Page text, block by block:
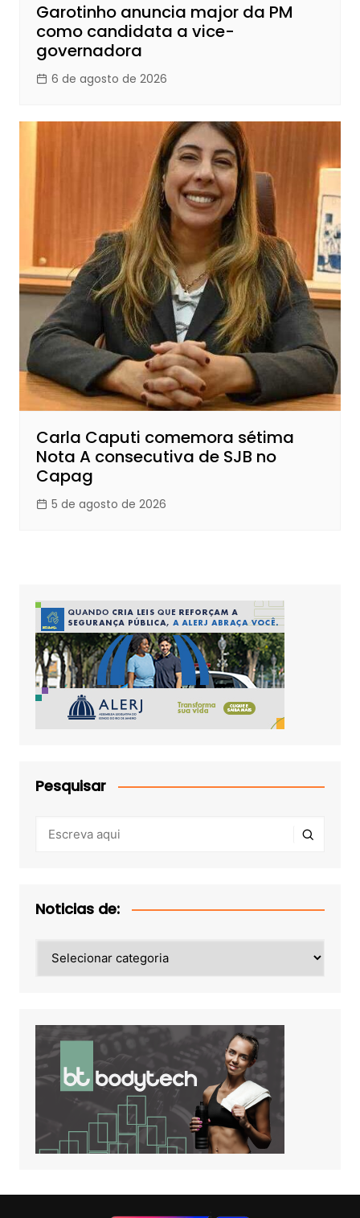
Garotinho anuncia major da PM
como candidata a vice-
governadora
6 de agosto de 2026
Carla Caputi comemora sétima
Nota A consecutiva de SJB no
Capag
5 de agosto de 2026
Pesquisar
Noticias de:
de: